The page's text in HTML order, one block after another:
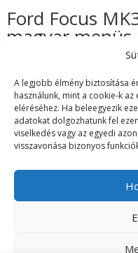
A legjobb élmény biztosítása
használunk, mint a cookie-k
eléréséhez. Ha beleegyezik
adatokat dolgozhatunk fel
viselkedés vagy az egyedi
visszavonása bizonyos
Ford Focus
magyar menüs
autórádió gyári
62.990Ft
ÁSZF